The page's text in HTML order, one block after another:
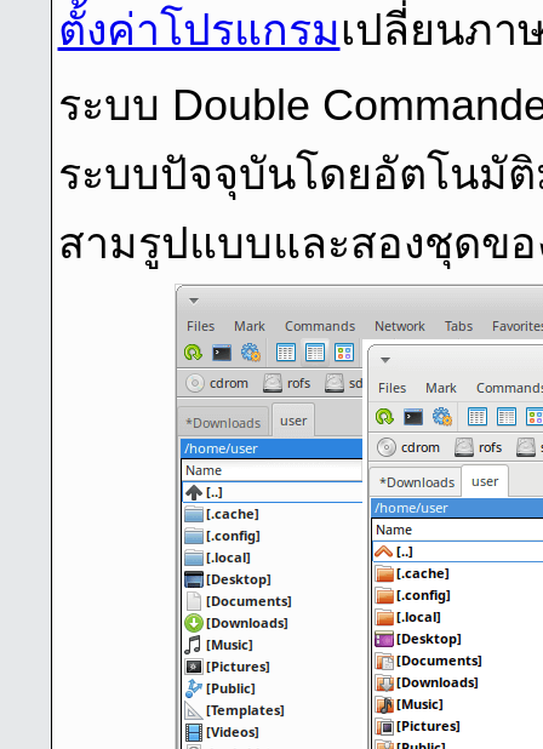
ตั้งค่าโปรแกรมเปลี่ยนภา
ระบบ Double
ระบบปัจจุบันโดยอัตโนมั
สามรูปแบบและสองชุดข